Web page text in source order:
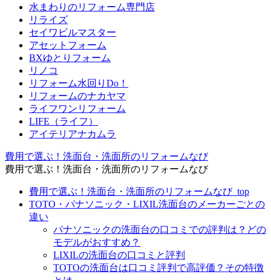
水まわりのリフォーム専門店
リライズ
セイワビルマスター
アセットフォーム
BXゆとりフォーム
リノコ
リフォーム水回りDo！
リフォームのナカヤマ
ライフワンリフォーム
LIFE（ライフ）
アイテリアナカムラ
費用で選ぶ！洗面台・洗面所のリフォームなび
費用で選ぶ！洗面台・洗面所のリフォームなび
費用で選ぶ！洗面台・洗面所のリフォームなび_top
TOTO・パナソニック・LIXIL洗面台のメーカーごとの
違い
パナソニックの洗面台の口コミでの評判は？どの
モデルがおすすめ？
LIXILの洗面台の口コミと評判
TOTOの洗面台は口コミ評判で高評価？その特徴